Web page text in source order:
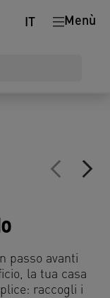
Menù
IT
passo avanti
la tua casa
raccogli i